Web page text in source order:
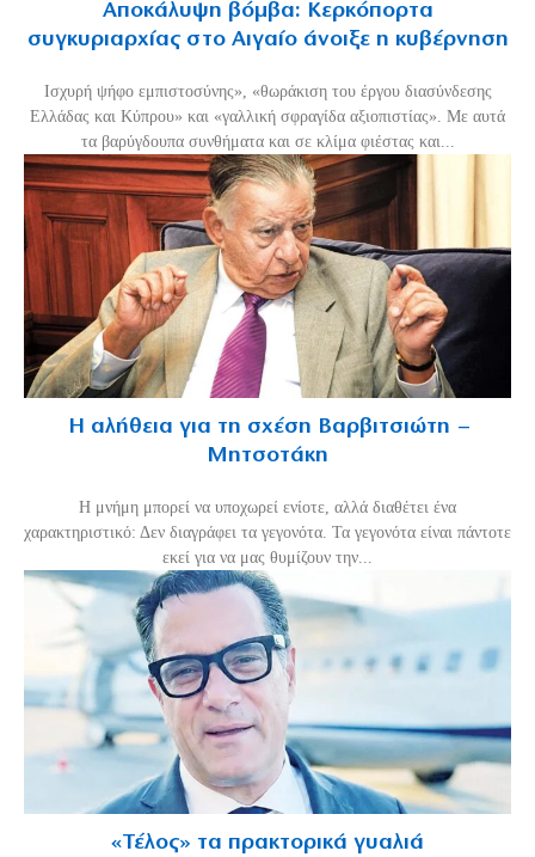
Αποκάλυψη βόμβα: Κερκόπορτα
συγκυριαρχίας στο Αιγαίο άνοιξε η κυβέρνηση
Ισχυρή ψήφο εμπιστοσύνης», «θωράκιση του έργου διασύνδεσης
Ελλάδας και Κύπρου» και «γαλλική σφραγίδα αξιοπιστίας». Με αυτά
τα βαρύγδουπα συνθήματα και σε κλίμα φιέστας και...
Η αλήθεια για τη σχέση Βαρβιτσιώτη –
Μητσοτάκη
H μνήμη μπορεί να υποχωρεί ενίοτε, αλλά διαθέτει ένα
χαρακτηριστικό: Δεν διαγράφει τα γεγονότα. Τα γεγονότα είναι πάντοτε
εκεί για να μας θυμίζουν την...
«Τέλος» τα πρακτορικά γυαλιά